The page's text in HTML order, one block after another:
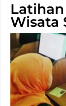
Latihan
Wisata